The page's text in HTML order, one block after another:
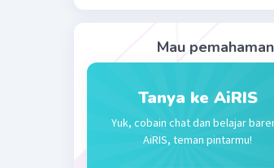
27 November 2023 07:28
Artinya zaka itu berlajar
Beri Rating
Mau
Tanya ke AiRIS
Yuk, cobain chat dan belajar
AiRIS, teman pintarmu!